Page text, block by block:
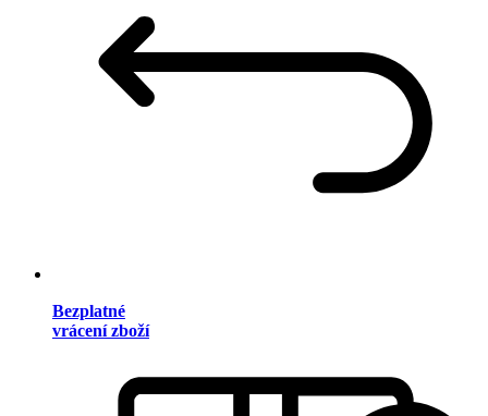
Bezplatné
vrácení zboží